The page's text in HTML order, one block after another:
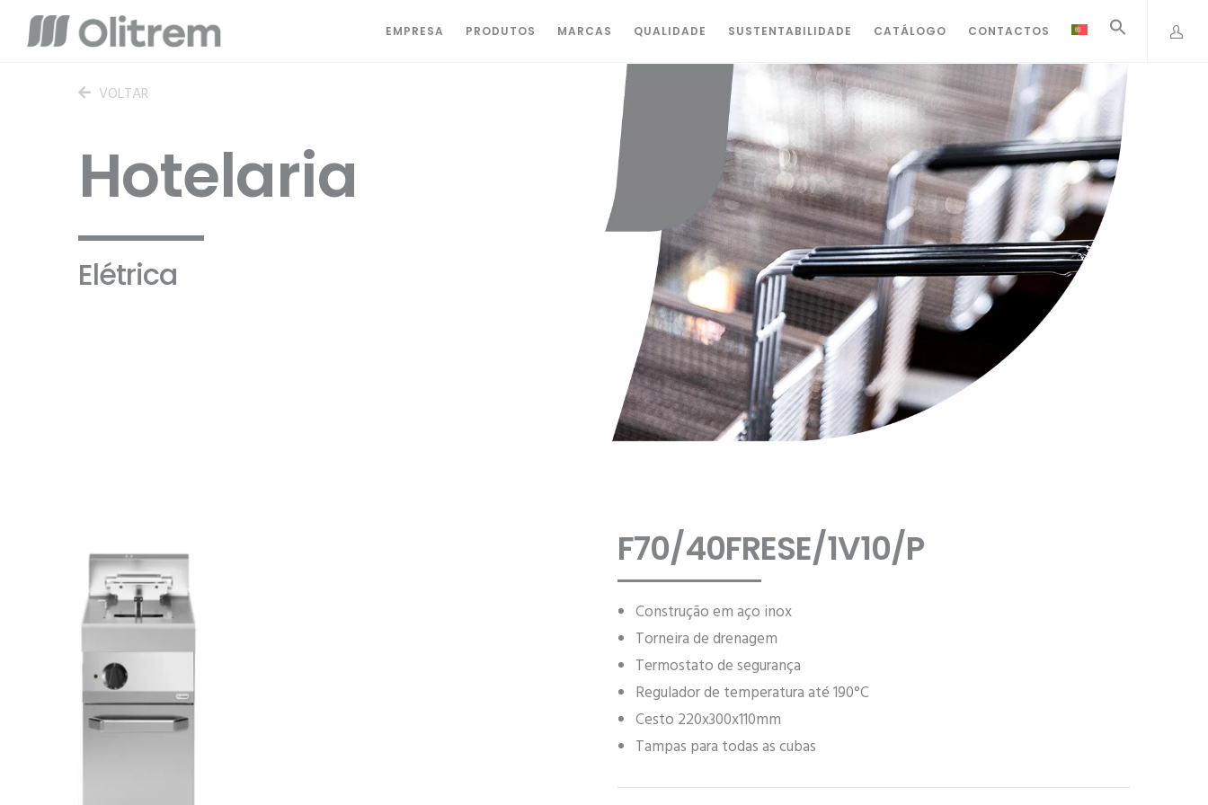
EMPRESA PRODUTOS MARCAS QUALIDADE SUSTENTABILIDADE CATÁLOGO CONTACTOS
VOLTAR
Hotelaria
Elétrica
F70/40FRESE/1V10/P
Construção em aço inox
Torneira de drenagem
Termostato de segurança
Regulador de temperatura até 190°C
Cesto 220x300x110mm
Tampas para todas as cubas